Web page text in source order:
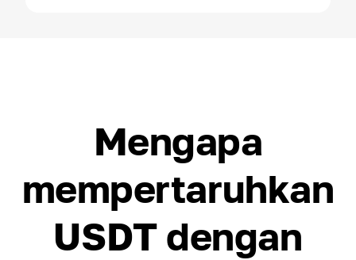
Mengapa
mempertaruhkan
USDT dengan